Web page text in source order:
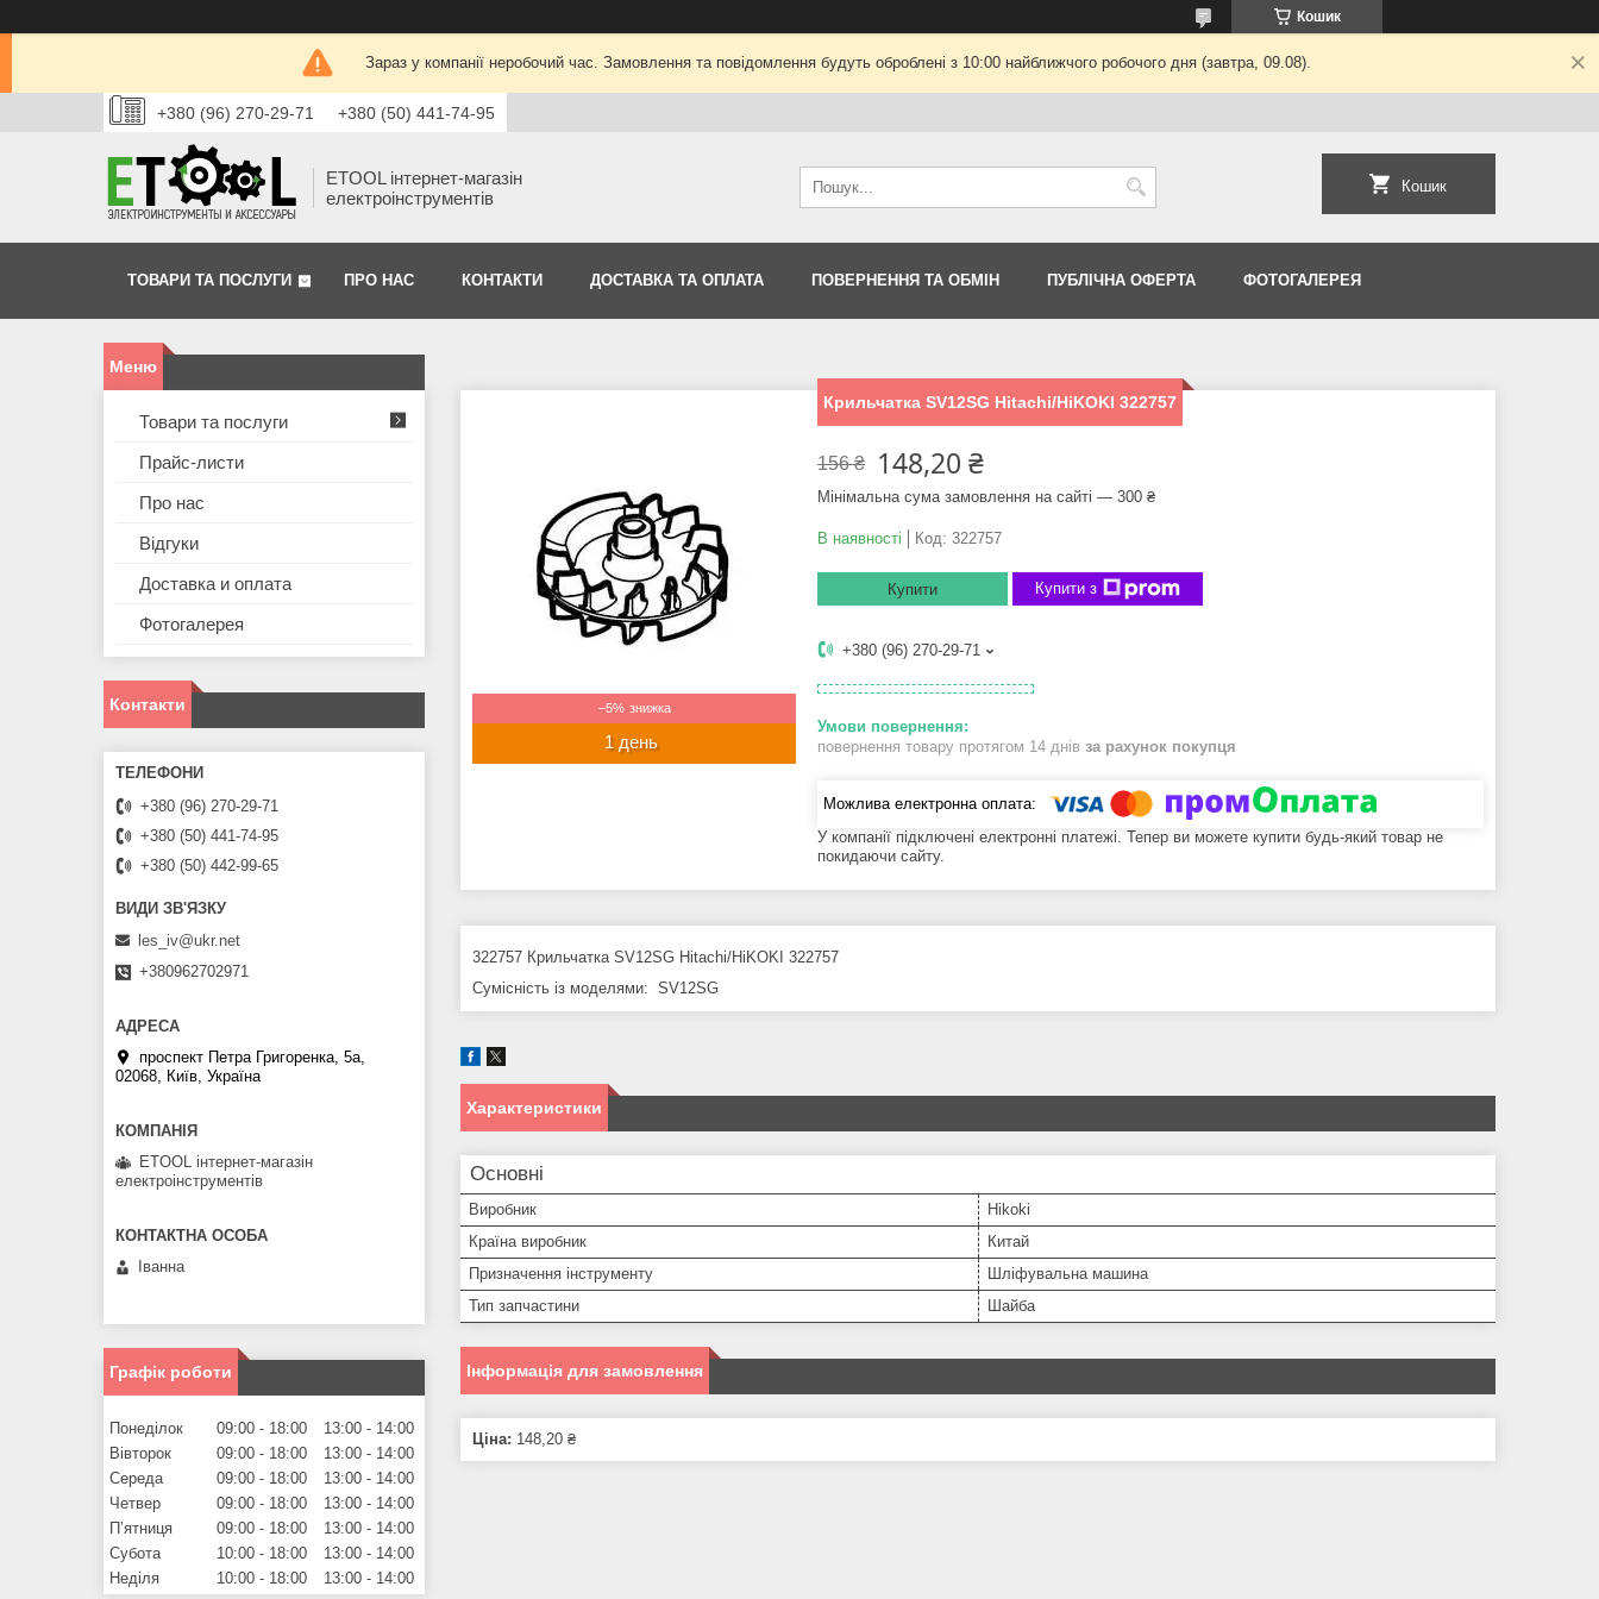
Кошик
Зараз у компанії неробочий час. Замовлення та повідомлення будуть оброблені з 10:00 найближчого робочого дня (завтра, 09.08).
+380 (96) 270-29-71 +380 (50) 441-74-95
ETOOL інтернет-магазін
електроінструментів
Кошик
ТОВАРИ ТА ПОСЛУГИ ПРО НАС КОНТАКТИ ДОСТАВКА ТА ОПЛАТА ПОВЕРНЕННЯ ТА ОБМІН ПУБЛІЧНА ОФЕРТА ФОТОГАЛЕРЕЯ
–5%
1 день
Крильчатка SV12SG Hitachi/HiKOKI 322757
156 ₴ 148,20 ₴
Мінімальна сума замовлення на сайті — 300 ₴
В наявності Код: 322757
Купити Купити з
+380 (96) 270-29-71
повернення товару протягом 14 днів за рахунок покупця
У компанії підключені електронні платежі. Тепер ви можете купити будь-який товар не
покидаючи сайту.
322757 Крильчатка SV12SG Hitachi/HiKOKI 322757
Сумісність із моделями: SV12SG
Характеристики
Основні
Виробник
Hikoki
Країна виробник
Китай
Призначення інструменту
Шліфувальна машина
Тип запчастини
Шайба
Інформація для замовлення
Ціна: 148,20 ₴
Товари та послуги
Прайс-листи
Про нас
Відгуки
Доставка и оплата
Фотогалерея
Контакти
+380 (96) 270-29-71
+380 (50) 441-74-95
+380 (50) 442-99-65
les_iv@ukr.net
+380962702971
проспект Петра Григоренка, 5а,
02068, Київ, Україна
ETOOL інтернет-магазін
електроінструментів
Іванна
Графік роботи
Понеділок 09:00 18:00 13:00
14:00
Вівторок
09:00 18:00 13:00
14:00
Середа
09:00 18:00 13:00
14:00
Четвер
09:00 18:00 13:00
14:00
Пʼятниця
09:00 18:00 13:00
14:00
Субота
10:00 18:00 13:00
14:00
Неділя
10:00 18:00 13:00 14:00